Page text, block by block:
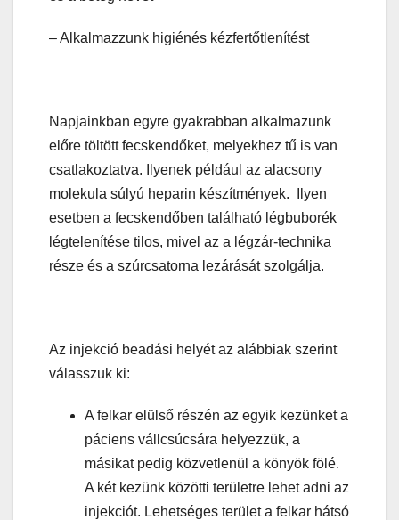
– Alkalmazzunk higiénés kézfertőtlenítést
Napjainkban egyre gyakrabban alkalmazunk
előre töltött fecskendőket, melyekhez tű is van
csatlakoztatva. Ilyenek például az alacsony
molekula súlyú heparin készítmények. Ilyen
esetben a fecskendőben található légbuborék
légtelenítése tilos, mivel az a légzár-technika
része és a szúrcsatorna lezárását szolgálja.
Az injekció beadási helyét az alábbiak szerint
válasszuk ki:
A felkar elülső részén az egyik kezünket a
páciens vállcsúcsára helyezzük, a
másikat pedig közvetlenül a könyök fölé.
A két kezünk közötti területre lehet adni az
injekciót. Lehetséges terület a felkar hátsó